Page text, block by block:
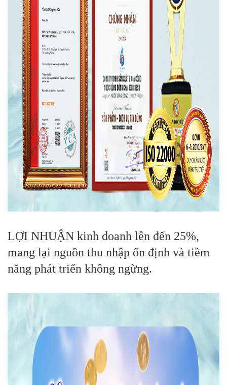
LỢI NHUẬN kinh doanh lên đến 25%,
mang lại nguồn thu nhập ổn định và tiềm
năng phát triển không ngừng.